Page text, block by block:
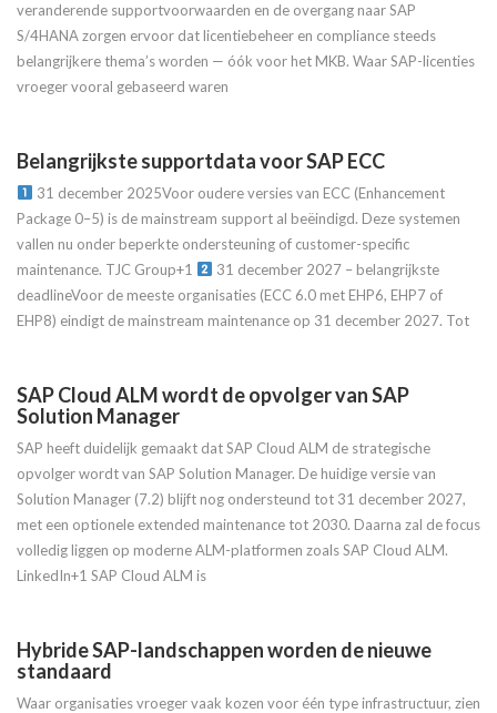
veranderende supportvoorwaarden en de overgang naar SAP
S/4HANA zorgen ervoor dat licentiebeheer en compliance steeds
belangrijkere thema’s worden — óók voor het MKB. Waar SAP-licenties
vroeger vooral gebaseerd waren
Belangrijkste supportdata voor SAP ECC
31 december 2025Voor oudere versies van ECC (Enhancement
Package 0–5) is de mainstream support al beëindigd. Deze systemen
vallen nu onder beperkte ondersteuning of customer-specific
maintenance. TJC Group+1
31 december 2027 – belangrijkste
deadlineVoor de meeste organisaties (ECC 6.0 met EHP6, EHP7 of
EHP8) eindigt de mainstream maintenance op 31 december 2027. Tot
SAP Cloud ALM wordt de opvolger van SAP
Solution Manager
SAP heeft duidelijk gemaakt dat SAP Cloud ALM de strategische
opvolger wordt van SAP Solution Manager. De huidige versie van
Solution Manager (7.2) blijft nog ondersteund tot 31 december 2027,
met een optionele extended maintenance tot 2030. Daarna zal de focus
volledig liggen op moderne ALM-platformen zoals SAP Cloud ALM.
LinkedIn+1 SAP Cloud ALM is
Hybride SAP-landschappen worden de nieuwe
standaard
Waar organisaties vroeger vaak kozen voor één type infrastructuur, zien